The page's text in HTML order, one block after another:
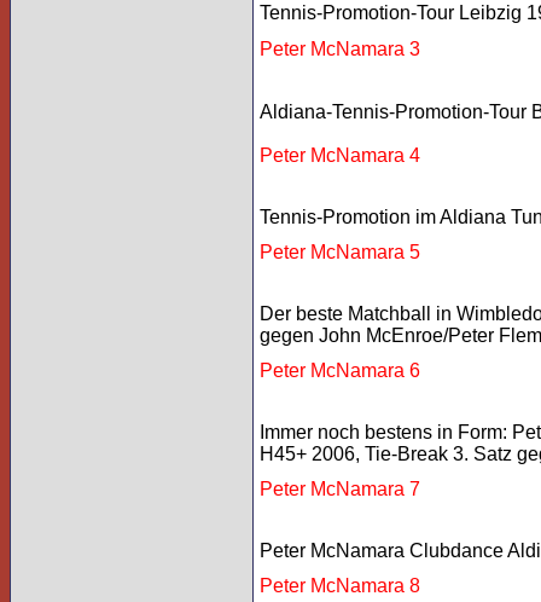
Tennis-Promotion-Tour Leibzig
Peter McNamara 3
Aldiana-Tennis-Promotion-Tour
Peter McNamara 4
Tennis-Promotion im Aldiana
Peter McNamara 5
Der beste Matchball in
gegen John McEnroe/Peter
Peter McNamara 6
Immer noch bestens in Form:
H45+ 2006, Tie-Break 3. Satz
Peter McNamara 7
Peter McNamara Clubdance
Peter McNamara 8